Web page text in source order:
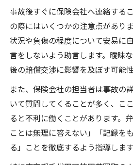
事故後すぐに保険会社へ連絡する
の際にはいくつかの注意点があり
状況や負傷の程度について安易に
言をしないよう助言します。曖昧
後の賠償交渉に影響を及ぼす可能
また、保険会社の担当者は事故の
いて質問してくることが多く、こ
ると不利に働くことがあります。
ことは無理に答えない」「記録を
る」ことを徹底するよう指導します